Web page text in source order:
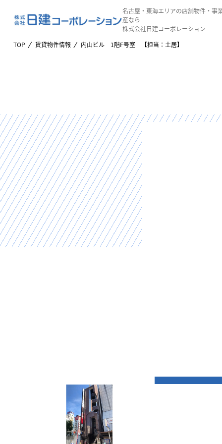
名古屋・東海エリアの店舗物件・事
産なら
株式会社日建コーポレーション
TOP
賃貸物件情報 内山ビル 1階F号室 【担当：土居】